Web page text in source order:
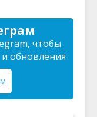
чтобы
обновления